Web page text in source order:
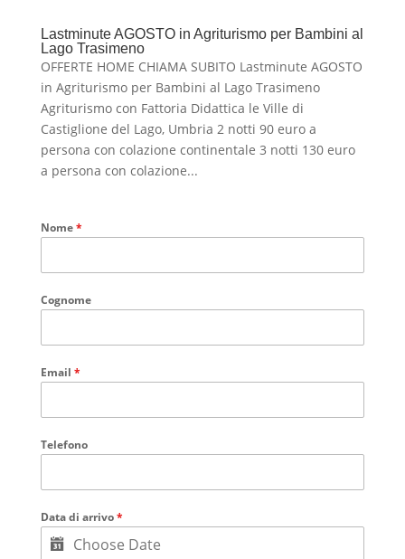
Lastminute AGOSTO in Agriturismo per Bambini al
Lago Trasimeno
OFFERTE HOME CHIAMA SUBITO Lastminute AGOSTO
in Agriturismo per Bambini al Lago Trasimeno
Agriturismo con Fattoria Didattica le Ville di
Castiglione del Lago, Umbria 2 notti 90 euro a
persona con colazione continentale 3 notti 130 euro
a persona con colazione...
Nome*
Cognome
Email *
Telefono
Data di arrivo*